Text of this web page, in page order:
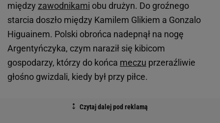
między zawodnikami obu drużyn. Do groźnego
starcia doszło między Kamilem Glikiem a Gonzalo
Higuainem. Polski obrońca nadepnął na nogę
Argentyńczyka, czym naraził się kibicom
gospodarzy, którzy do końca meczu przeraźliwie
głośno gwizdali, kiedy był przy piłce.